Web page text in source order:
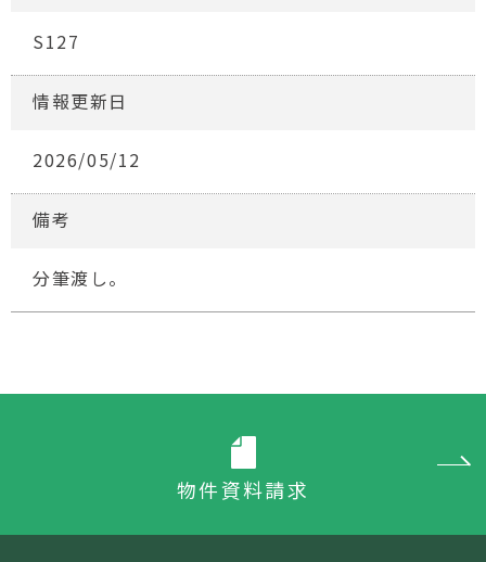
S127
情報更新日
2026/05/12
備考
分筆渡し。
物件資料請求